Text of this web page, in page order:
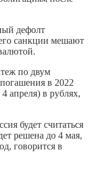
дефолт
санкции мешают
по двум
в 2022
апреля) в рублях,
будет считаться
решена до 4 мая,
говорится в